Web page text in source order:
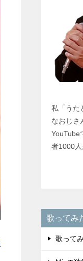
私「うた
なおじさ
YouTube
者1000人
歌ってみ
歌って